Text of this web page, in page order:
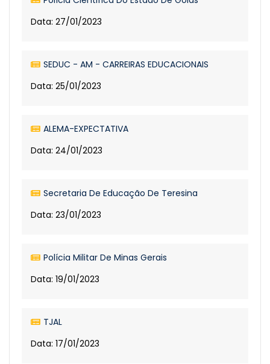
Data: 27/01/2023
SEDUC - AM - CARREIRAS EDUCACIONAIS
Data: 25/01/2023
ALEMA-EXPECTATIVA
Data: 24/01/2023
Secretaria De Educação De Teresina
Data: 23/01/2023
Polícia Militar De Minas Gerais
Data: 19/01/2023
TJAL
Data: 17/01/2023